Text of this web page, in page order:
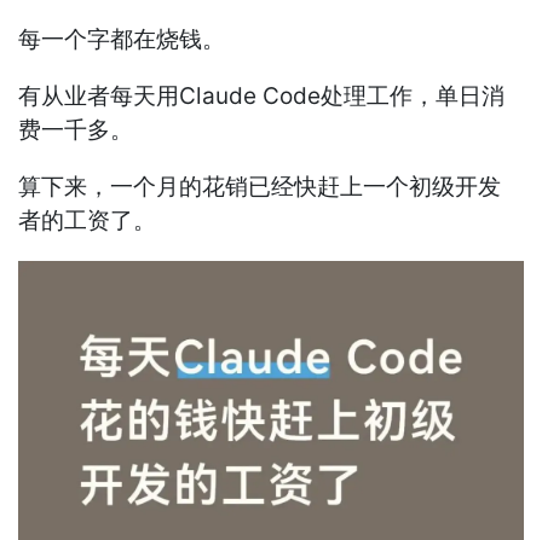
每一个字都在烧钱。
有从业者每天用Claude Code处理工作，单日消
费一千多。
算下来，一个月的花销已经快赶上一个初级开发
者的工资了。